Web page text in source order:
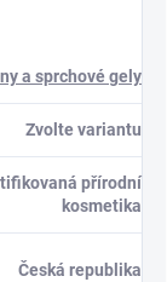
a sprchové gely
Zvolte variantu
přírodní
kosmetika
Česká republika